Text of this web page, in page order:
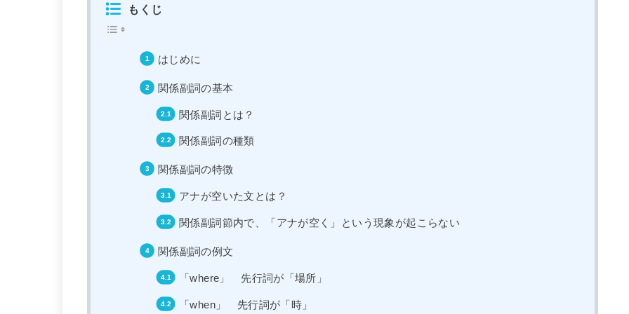
もくじ
はじめに
関係副詞の基本
関係副詞とは？
関係副詞の種類
関係副詞の特徴
アナが空いた文とは？
関係副詞節内で、「アナが空く」という現象が起こらない
関係副詞の例文
「where」 先行詞が「場所」
「when」 先行詞が「時」